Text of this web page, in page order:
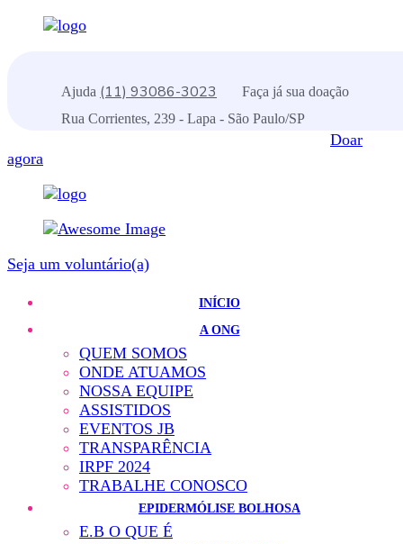
Ajuda (11) 93086-3023
Rua Corrientes, 239 - Lapa - São Paulo/SP
Faça já sua doação
Doar
agora
Seja um voluntário(a)
INÍCIO
A ONG
QUEM SOMOS
ONDE ATUAMOS
NOSSA EQUIPE
ASSISTIDOS
EVENTOS JB
TRANSPARÊNCIA
IRPF 2024
TRABALHE CONOSCO
EPIDERMÓLISE BOLHOSA
E.B O QUE É